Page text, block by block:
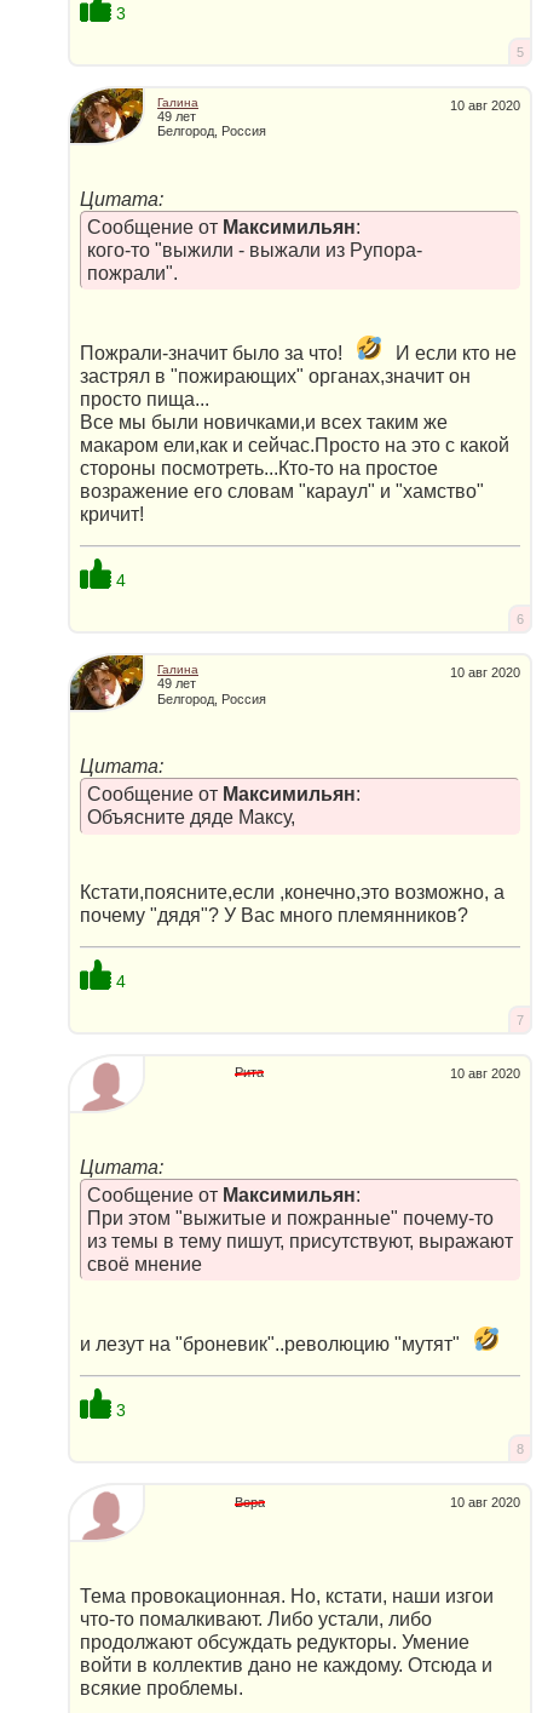
3
5
10 авг 2020
Галина
49 лет
Белгород, Россия
Цитата:
Сообщение от Максимильян:
кого-то "выжили - выжали из Рупора-
пожрали".
Пожрали-значит было за что!
И если кто не
застрял в "пожирающих" органах,значит он
просто пища...
Все мы были новичками,и всех таким же
макаром ели,как и сейчас.Просто на это с какой
стороны посмотреть...Кто-то на простое
возражение его словам "караул" и "хамство"
кричит!
4
6
10 авг 2020
Галина
49 лет
Белгород, Россия
Цитата:
Сообщение от Максимильян:
Объясните дяде Максу,
Кстати,поясните,если ,конечно,это возможно, а
почему "дядя"? У Вас много племянников?
4
7
10 авг 2020
Рита
Цитата:
Сообщение от Максимильян:
При этом "выжитые и пожранные" почему-то
из темы в тему пишут, присутствуют, выражают
своё мнение
и лезут на "броневик"..революцию "мутят"
3
8
10 авг 2020
Вера
Тема провокационная. Но, кстати, наши изгои
что-то помалкивают. Либо устали, либо
продолжают обсуждать редукторы. Умение
войти в коллектив дано не каждому. Отсюда и
всякие проблемы.